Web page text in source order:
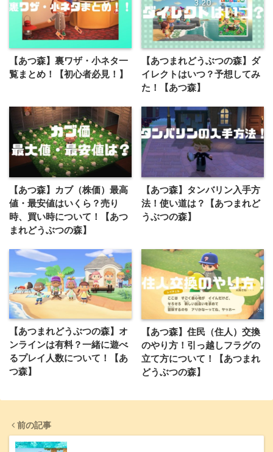
【あつ森】裏ワザ・小ネタ一
覧まとめ！【初心者必見！】
【あつまれどうぶつの森】ダ
イレクトはいつ？予想してみ
た！【あつ森】
【あつ森】カブ（株価）最高
値・最安値はいくら？売り
時、買い時について！【あつ
まれどうぶつの森】
【あつ森】タンバリン入手方
法！使い道は？【あつまれど
うぶつの森】
【あつまれどうぶつの森】オ
ンラインは有料？一緒に遊べ
るプレイ人数について！【あ
つ森】
【あつ森】住民（住人）交換
のやり方！引っ越しフラグの
立て方について！【あつまれ
どうぶつの森】
前の記事